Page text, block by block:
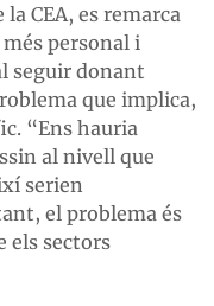
CEA, es remarca
personal i
seguir donant
que implica,
“Ens hauria
al nivell que
serien
el problema és
els sectors